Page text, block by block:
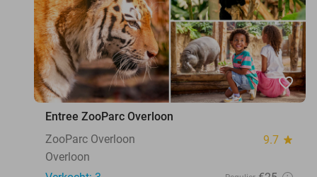
favorite_border
Entree ZooParc Overloon
ZooParc Overloon
9.7 star
Overloon